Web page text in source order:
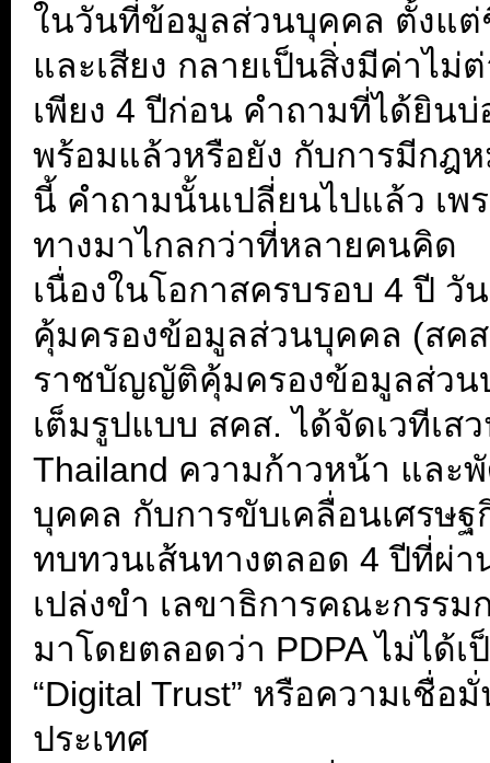
ในวันที่ข้อมูลส่วนบุคคล ตั้งแต่
และเสียง กลายเป็นสิ่งมีค่าไม่
เพียง 4 ปีก่อน คำถามที่ได้ยินบ่
พร้อมแล้วหรือยัง กับการมีกฎ
นี้ คำถามนั้นเปลี่ยนไปแล้ว เพ
ทางมาไกลกว่าที่หลายคนคิด
เนื่องในโอกาสครบรอบ 4 ปี
คุ้มครองข้อมูลส่วนบุคคล (สค
ราชบัญญัติคุ้มครองข้อมูลส่วน
เต็มรูปแบบ สคส. ได้จัดเวทีเส
Thailand ความก้าวหน้า แล
บุคคล กับการขับเคลื่อนเศรษฐ
ทบทวนเส้นทางตลอด 4 ปีที่ผ่
เปล่งขำ เลขาธิการคณะกรร
มาโดยตลอดว่า PDPA ไม่ได้
“Digital Trust” หรือความเชื่
ประเทศ